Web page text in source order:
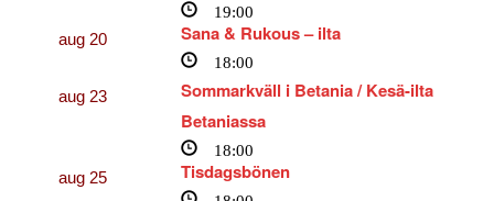
19:00
aug 20 Sana & Rukous – ilta
18:00
aug 23
Sommarkväll i Betania / Kesä-ilta
Betaniassa
18:00
aug 25 Tisdagsbönen